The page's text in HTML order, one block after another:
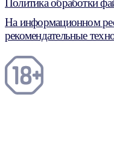
Политика обработки
На информационном
рекомендательные